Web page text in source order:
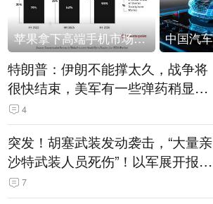
苹果拿下高端手机市场65%的份额：iPhone 17系列功不可没
特朗普：伊朗不能撑太久，战争将
很快结束，美军有一些弹药稍显紧
张！伊朗公布拟议的海峡管理文本
4
突发！胡塞武装发动袭击，“大量亲
沙特武装人员死伤”！以军展开报复
性空袭
7